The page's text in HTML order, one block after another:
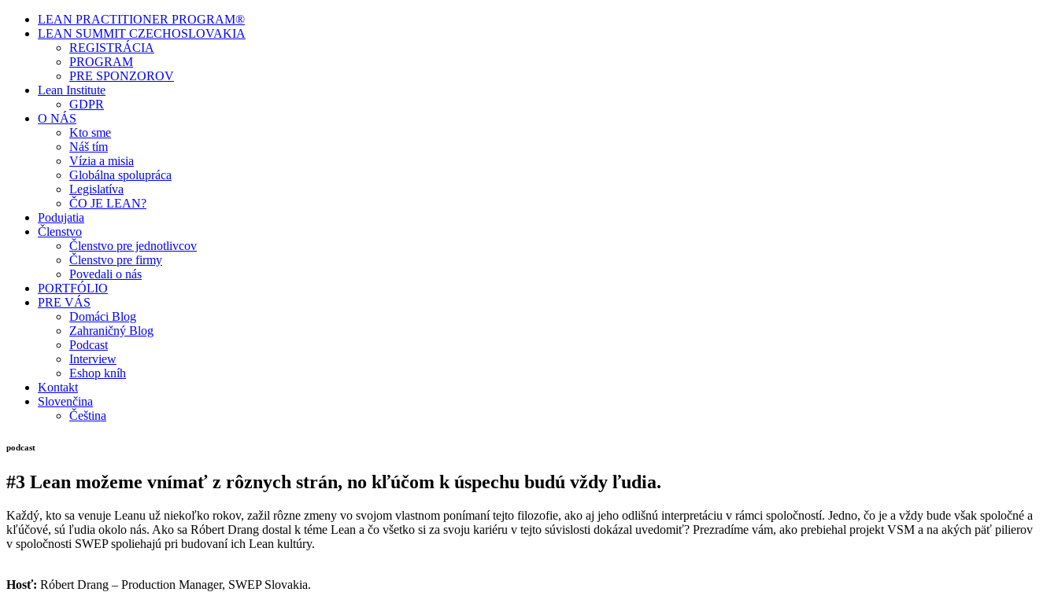
LEAN PRACTITIONER PROGRAM®
LEAN SUMMIT CZECHOSLOVAKIA
REGISTRÁCIA
PROGRAM
PRE SPONZOROV
Lean Institute
GDPR
O NÁS
Kto sme
Náš tím
Vízia a misia
Globálna spolupráca
Legislatíva
ČO JE LEAN?
Podujatia
Členstvo
Členstvo pre jednotlivcov
Členstvo pre firmy
Povedali o nás
PORTFÓLIO
PRE VÁS
Domáci Blog
Zahraničný Blog
Podcast
Interview
Eshop kníh
Kontakt
Slovenčina
Čeština
podcast
#3 Lean možeme vnímať z rôznych strán, no kľúčom k úspechu budú vždy ľudia.
Každý, kto sa venuje Leanu už niekoľko rokov, zažil rôzne zmeny vo svojom vlastnom ponímaní tejto filozofie, ako aj jeho odlišnú interpretáciu v rámci spoločností. Jedno, čo je a vždy bude však spoločné a
kľúčové, sú ľudia okolo nás. Ako sa Róbert Drang dostal k téme Lean a čo všetko si za svoju kariéru v tejto súvislosti dokázal uvedomiť? Prezradíme vám, ako prebiehal projekt VSM a na akých päť pilierov
v spoločnosti SWEP spoliehajú pri budovaní ich Lean kultúry.
Hosť: Róbert Drang – Production Manager, SWEP Slovakia.